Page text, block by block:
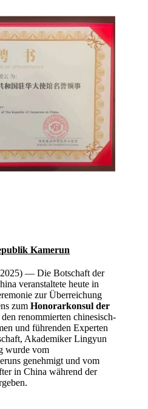
Kamerun
— Die Botschaft der
veranstaltete heute in
zur Überreichung
zumHonorarkonsul der
den renommierten chinesisch-
und führenden Experten
Akademiker Lingyun
wurde vom
genehmigt und vom
in China während der